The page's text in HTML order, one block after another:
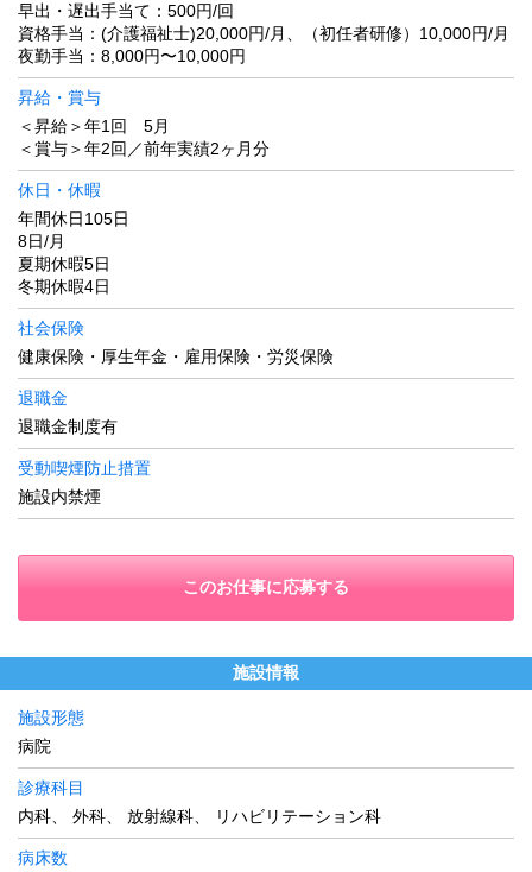
早出・遅出手当て：500円/回
資格手当：(介護福祉士)20,000円/月、（初任者研修）10,000円/月
夜勤手当：8,000円〜10,000円
昇給・賞与
＜昇給＞年1回 5月
＜賞与＞年2回／前年実績2ヶ月分
休日・休暇
年間休日105日
8日/月
夏期休暇5日
冬期休暇4日
社会保険
健康保険・厚生年金・雇用保険・労災保険
退職金
退職金制度有
受動喫煙防止措置
施設内禁煙
このお仕事に応募する
施設情報
施設形態
病院
診療科目
内科、 外科、 放射線科、 リハビリテーション科
病床数